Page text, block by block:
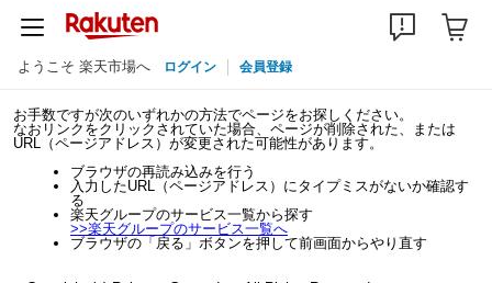
ようこそ 楽天市場へ ログイン 会員登録
お手数ですが次のいずれかの方法でページをお探しください。
なおリンクをクリックされていた場合、ページが削除された、または
URL（ページアドレス）が変更された可能性があります。
ブラウザの再読み込みを行う
入力したURL（ページアドレス）にタイプミスがないか確認す
る
楽天グループのサービス一覧から探す
>>楽天グループのサービス一覧へ
ブラウザの「戻る」ボタンを押して前画面からやり直す